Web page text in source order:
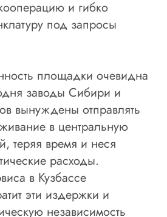
и гибко
под запросы
площадки очевидна
заводы Сибири и
вынуждены отправлять
в центральную
теряя время и неся
расходы.
в Кузбассе
эти издержки и
независимость